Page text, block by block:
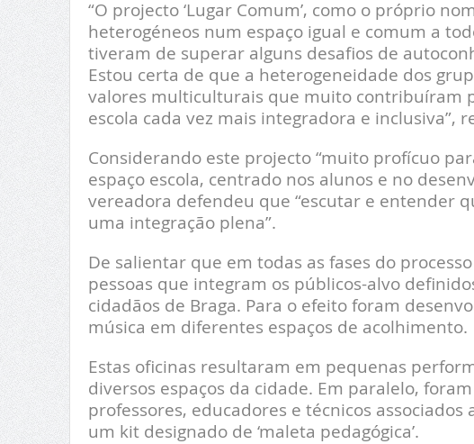
“O projecto ‘Lugar Comum’, como o próprio
heterogéneos num espaço igual e comum a
tiveram de superar alguns desafios de
Estou certa de que a heterogeneidade dos
valores multiculturais que muito contribuíram
escola cada vez mais integradora e inclusiva”,
Considerando este projecto “muito profícuo
espaço escola, centrado nos alunos e no
vereadora defendeu que “escutar e entender
uma integração plena”.
De salientar que em todas as fases do
pessoas que integram os públicos-alvo
cidadãos de Braga. Para o efeito foram
música em diferentes espaços de acolhimento.
Estas oficinas resultaram em pequenas
diversos espaços da cidade. Em paralelo,
professores, educadores e técnicos
um kit designado de ‘maleta pedagógica’.